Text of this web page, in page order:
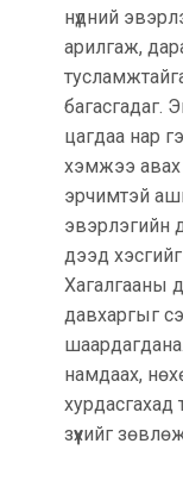
нүдний
арилгаж,
багасгадаг.
цагдаа нар
хэмжээ авах
эрчимтэй
эвэрлэгийн
дээд
Хагалгааны
давхаргыг
намдаах,
хурдасгахад
зүүхийг